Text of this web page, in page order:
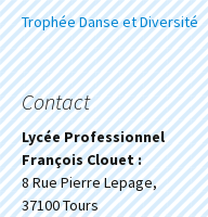
Trophée Danse et Diversité
Contact
Lycée Professionnel
François Clouet :
8 Rue Pierre Lepage,
37100 Tours